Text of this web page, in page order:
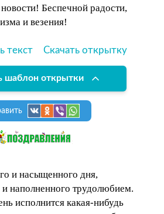
Беспечной радости,
и везения!
текст Скачать открытку
шаблон открытки
и насыщенного дня,
наполненного трудолюбием.
исполнится какая-нибудь